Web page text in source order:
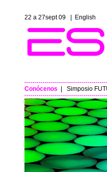
22 a 27sept 09 English
Conócenos Simposio